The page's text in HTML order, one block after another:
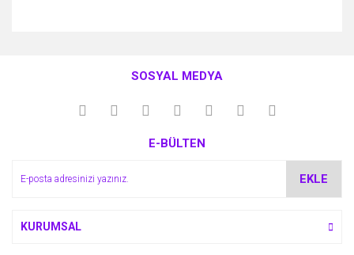
kullanarak tarafımıza iletebilirsiniz.
Görüş ve önerileriniz için teşekkür ederiz.
Ürün açıklamasında eksik bilgiler bulunuyor.
SOSYAL MEDYA
E-BÜLTEN
EKLE
KURUMSAL